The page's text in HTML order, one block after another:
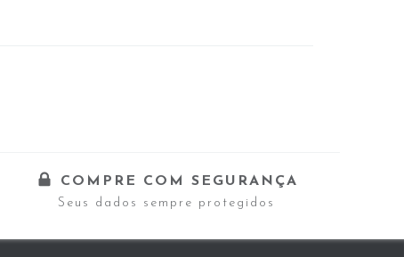
COMPRE COM SEGURANÇA
Seus dados sempre protegidos